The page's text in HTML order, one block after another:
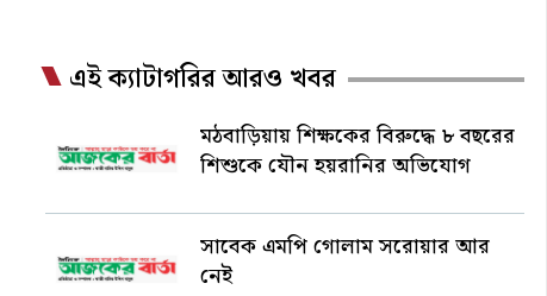
এই ক্যাটাগরির আরও খবর
মঠবাড়িয়ায় শিক্ষকের বিরুদ্ধে ৮ বছরের
শিশুকে যৌন হয়রানির অভিযোগ
সাবেক এমপি গোলাম সরোয়ার আর
নেই